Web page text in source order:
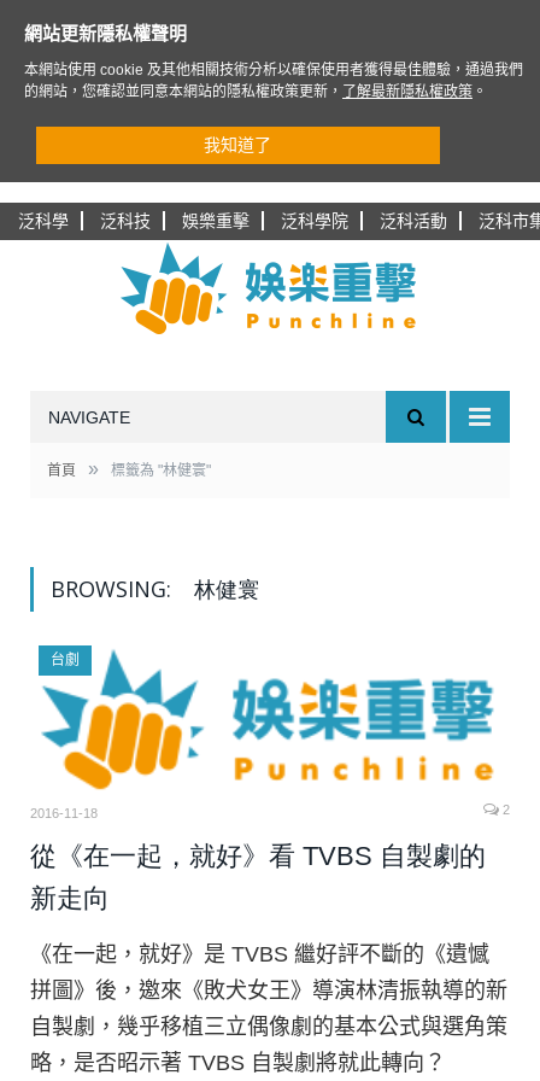
泛科學 泛科技 娛樂重擊 泛科學院 泛科活動 泛科市
NAVIGATE
首頁 » 標籤為 "林健寰"
BROWSING: 林健寰
台劇
2016-11-18 2
從《在一起，就好》看 TVBS 自製劇的
新走向
《在一起，就好》是 TVBS 繼好評不斷的《遺憾
拼圖》後，邀來《敗犬女王》導演林清振執導的新
自製劇，幾乎移植三立偶像劇的基本公式與選角策
略，是否昭示著 TVBS 自製劇將就此轉向？
網站更新隱私權聲明
本網站使用 cookie 及其他相關技術分析以確保使用者獲得最佳體驗，通過我們
的網站，您確認並同意本網站的隱私權政策更新，
了解最新隱私權政策 。
我知道了